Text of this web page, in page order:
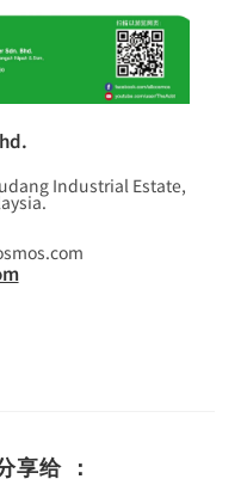
Industrial Estate,
享给 ：